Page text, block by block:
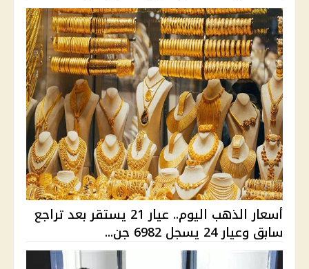
أسعار الذهب اليوم.. عيار 21 يستقر بعد تراجع
سابق وعيار 24 يسجل 6982 جن...